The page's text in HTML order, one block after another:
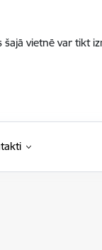
vietnē var tikt